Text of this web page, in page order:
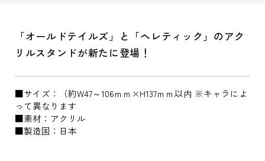
「オールドテイルズ」と「ヘレティック」のアク
リルスタンドが新たに登場！
■サイズ：（約W47～106ｍｍ×H137ｍｍ以内 ※キャラによ
って異なります
■素材：アクリル
■製造国：日本